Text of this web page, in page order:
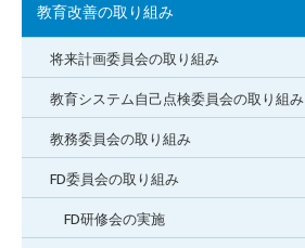
教育改善の取り組み
将来計画委員会の取り組み
教育システム自己点検委員会の取り組み
教務委員会の取り組み
FD委員会の取り組み
FD研修会の実施